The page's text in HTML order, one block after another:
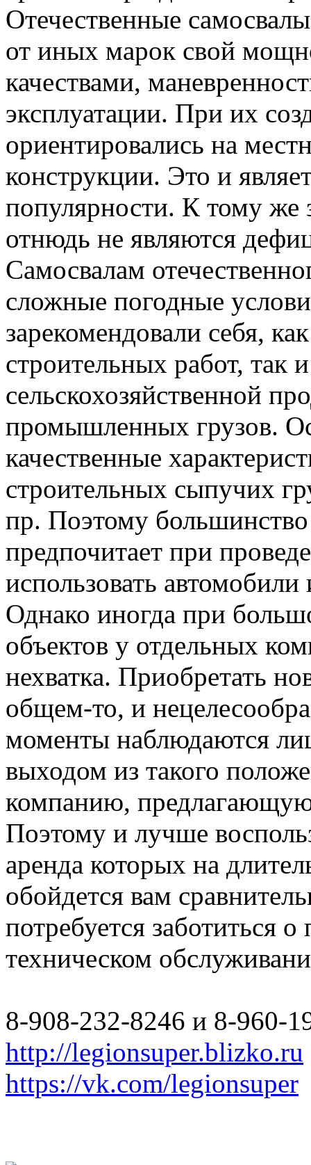
Отечественные
от иных марок свой
качествами,
эксплуатации. При их
ориентировались на
конструкции. Это и
популярности. К тому же
отнюдь не являются
Самосвалам
сложные погодные
зарекомендовали себя,
строительных работ, так
сельскохозяйственной
промышленных грузов.
качественные
строительных сыпучих
пр. Поэтому
предпочитает при
использовать
Однако иногда при
объектов у отдельных
нехватка. Приобретать
общем-то, и
моменты наблюдаются
выходом из такого
компанию,
Поэтому и лучше
аренда которых на
обойдется вам
потребуется заботиться
техническом
8-908-232-8246 и 8-960-
http://legionsuper.blizko.ru
https://vk.com/legionsuper